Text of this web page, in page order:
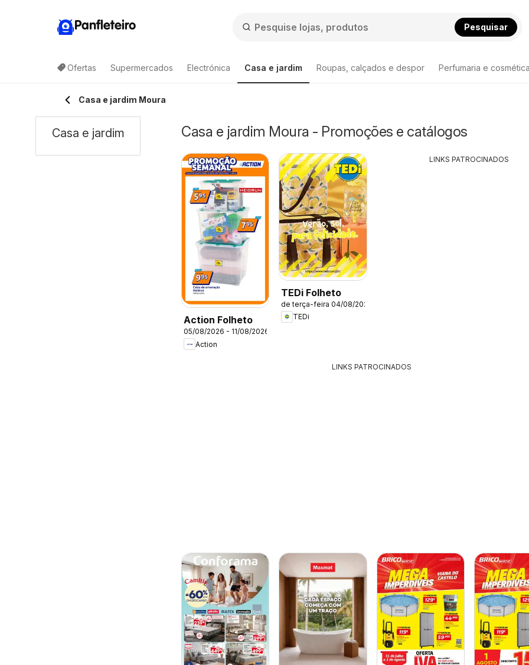
Panfleteiro Pesquisar
Ofertas Supermercados Electrónica Casa e jardim Roupas, calçados e despor Perfumaria e cosmética
Casa e jardim Moura
Casa e jardim Moura - Promoções e catálogos
Action Folheto
05/08/2026 - 11/08/2026
Action
TEDi Folheto
de terça-feira 04/08/2026
TEDi
LINKS PATROCINADOS
LINKS PATROCINADOS
Casa e jardim